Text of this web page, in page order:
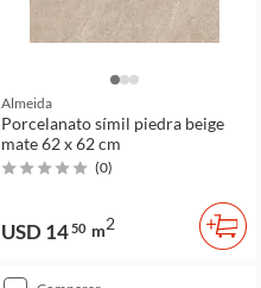
Almeida
Porcelanato símil piedra beige
mate 62 x 62 cm
(0)
USD 1450 m2